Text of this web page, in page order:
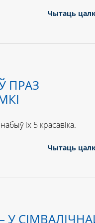
Чытаць
ПРАЗ
іх 5 красавіка.
Чытаць